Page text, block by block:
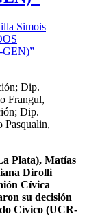
Simois
Dip.
Frangul,
Dip.
Pasqualin,
Plata), Matías
Dirolli
Cívica
su decisión
Cívico (UCR-